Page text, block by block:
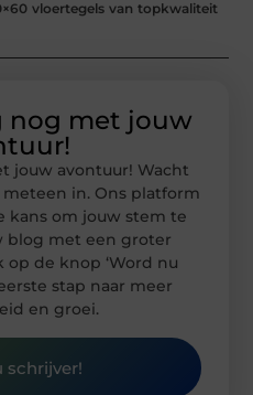
vloertegels van topkwaliteit
nog met jouw
jouw avontuur! Wacht
in. Ons platform
kans om jouw stem te
blog met een groter
de knop ‘Word nu
stap naar meer
en groei.
schrijver!